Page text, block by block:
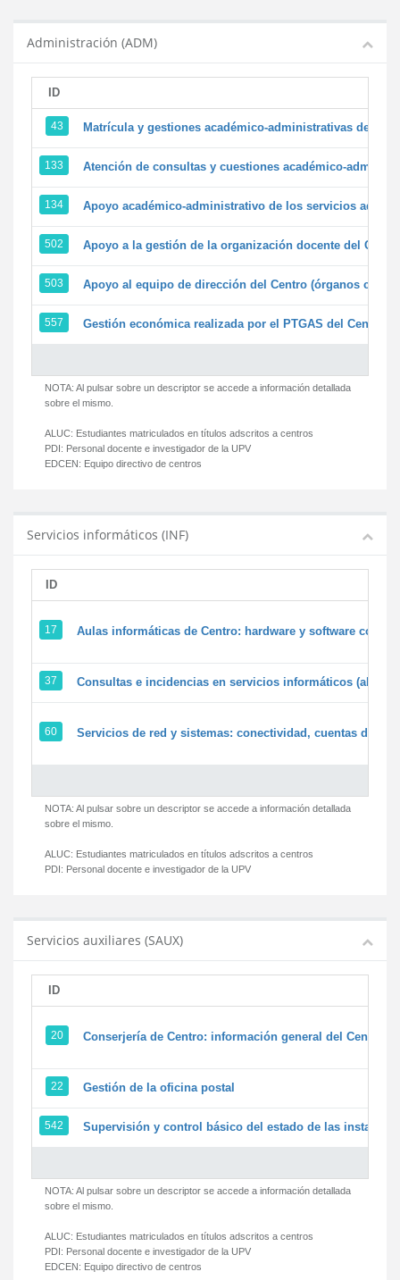
Administración (ADM)
ID
43 Matrícula y gestiones académico-administrativas de la
133 Atención de consultas y cuestiones académico-
134 Apoyo académico-administrativo de los servicios
502 Apoyo a la gestión de la organización docente del
503 Apoyo al equipo de dirección del Centro (órganos
557 Gestión económica realizada por el PTGAS del Centro
NOTA: Al pulsar sobre un descriptor se accede a información detallada
sobre el mismo.
ALUC: Estudiantes matriculados en títulos adscritos a centros
PDI: Personal docente e investigador de la UPV
EDCEN: Equipo directivo de centros
Servicios informáticos (INF)
ID
17 Aulas informáticas de Centro: hardware y software
37 Consultas e incidencias en servicios informáticos
60 Servicios de red y sistemas: conectividad, cuentas de
NOTA: Al pulsar sobre un descriptor se accede a información detallada
sobre el mismo.
ALUC: Estudiantes matriculados en títulos adscritos a centros
PDI: Personal docente e investigador de la UPV
Servicios auxiliares (SAUX)
ID
20 Conserjería de Centro: información general del Centro y
22 Gestión de la oficina postal
542 Supervisión y control básico del estado de las
NOTA: Al pulsar sobre un descriptor se accede a información detallada
sobre el mismo.
ALUC: Estudiantes matriculados en títulos adscritos a centros
PDI: Personal docente e investigador de la UPV
EDCEN: Equipo directivo de centros